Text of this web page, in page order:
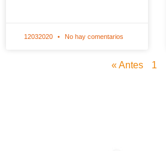
12032020 No hay comentarios
« Antes 1